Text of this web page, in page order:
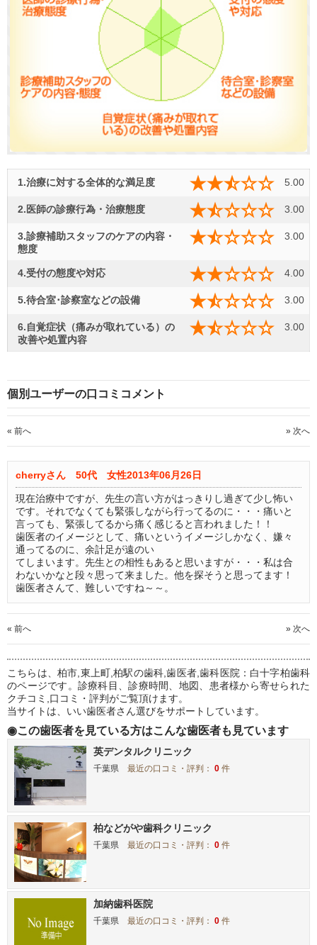
1.治療に対する全体的な満足度 5.00
2.医師の診療行為・治療態度 3.00
3.診療補助スタッフのケアの内容・
態度
3.00
4.受付の態度や対応 4.00
5.待合室･診察室などの設備 3.00
6.自覚症状（痛みが取れている）の
改善や処置内容
3.00
個別ユーザーの口コミコメント
« 前へ » 次へ
cherryさん 50代 女性2013年06月26日
現在治療中ですが、先生の言い方がはっきりし過ぎて少し怖い
です。それでなくても緊張しながら行ってるのに・・・痛いと
言っても、緊張してるから痛く感じると言われました！！
歯医者のイメージとして、痛いというイメージしかなく、嫌々
通ってるのに、余計足が遠のい
てしまいます。先生との相性もあると思いますが・・・私は合
わないかなと段々思って来ました。他を探そうと思ってます！
歯医者さんて、難しいですね～～。
« 前へ » 次へ
こちらは、柏市,東上町,柏駅の歯科,歯医者,歯科医院：白十字柏歯科
のページです。診療科目、診療時間、地図、患者様から寄せられた
クチコミ,口コミ・評判がご覧頂けます。
当サイトは、いい歯医者さん選びをサポートしています。
◉この歯医者を見ている方はこんな歯医者も見ています
英デンタルクリニック
千葉県 最近の口コミ・評判：0 件
柏などがや歯科クリニック
千葉県 最近の口コミ・評判：0 件
加納歯科医院
千葉県 最近の口コミ・評判：0 件